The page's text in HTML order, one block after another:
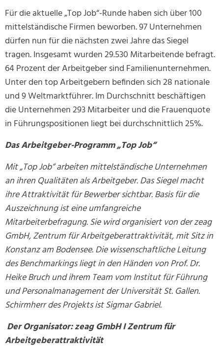
Für die aktuelle „Top Job“-Runde haben sich über 100
mittelständische Firmen beworben. 97 Unternehmen
dürfen nun für die nächsten zwei Jahre das Siegel
tragen. Insgesamt wurden 29.530 Mitarbeitende befragt.
64 Prozent der Arbeitgeber sind Familienunternehmen.
Unter den top Arbeitgebern befinden sich 28 nationale
und 9 Weltmarktführer. Im Durchschnitt beschäftigen
die Unternehmen 293 Mitarbeiter und die Frauenquote
in Führungspositionen liegt bei durchschnittlich 25%.
Das Arbeitgeber-Programm „Top Job“
Mit „Top Job“ arbeiten mittelständische Unternehmen
an ihren Qualitäten als Arbeitgeber. Das Siegel macht
ihre Attraktivität für Bewerber sichtbar. Basis für die
Auszeichnung ist eine umfangreiche
Mitarbeiterbefragung. Sie wird organisiert von der zeag
GmbH, Zentrum für Arbeitgeberattraktivität, mit Sitz in
Konstanz am Bodensee. Die wissenschaftliche Leitung
des Benchmarkings liegt in den Händen von Prof. Dr.
Heike Bruch und ihrem Team vom Institut für Führung
und Personalmanagement der Universität St. Gallen.
Schirmherr des Projekts ist Sigmar Gabriel.
Der Organisator: zeag GmbH I Zentrum für
Arbeitgeberattraktivität